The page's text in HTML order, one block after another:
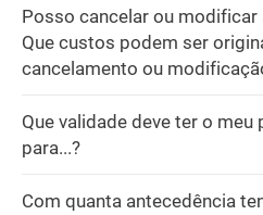
Posso cancelar ou modificar
Que custos podem ser
cancelamento ou
Que validade deve ter o
para...?
Com quanta antecedência